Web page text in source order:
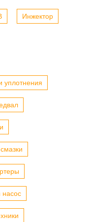
Инжектор
уплотнения
насос